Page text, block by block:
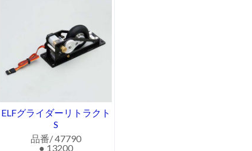
ELFグライダーリトラクト
S
品番/ 47790
● 13200